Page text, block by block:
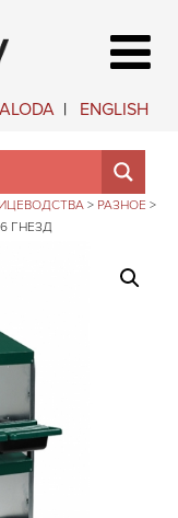
ENGLISH
> РАЗНОЕ >
ГНЕЗД